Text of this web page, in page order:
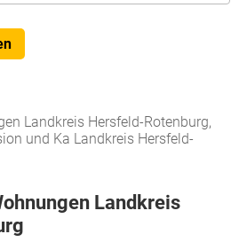
Landkreis Hersfeld-Rotenburg,
und Ka Landkreis Hersfeld-
Landkreis